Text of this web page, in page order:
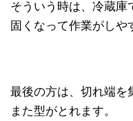
そういう時は、冷蔵庫
固くなって作業がしや
最後の方は、切れ端を
また型がとれます。